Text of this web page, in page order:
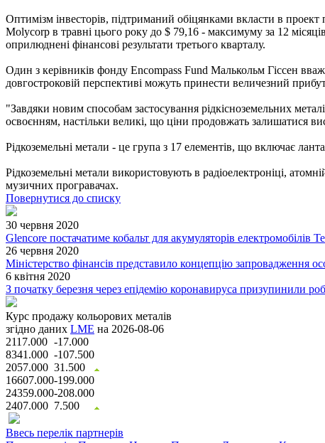
Оптимізм інвесторів, підтриманий обіцянками вкласти в проект
Molycorp в травні цього року до $ 79,16 - максимуму за 12
оприлюднені фінансові результати третього кварталу.
Один з керівників фонду Encompass Fund Малькольм Гіссен
довгостроковій перспективі можуть принести величезний
"Завдяки новим способам застосування рідкісноземельних
освоєнням, настільки великі, що ціни продовжать залишатися
Рідкоземельні метали - це група з 17 елементів, що включає
Рідкоземельні метали використовують в радіоелектроніці,
музичних програвачах.
Повернутися до списку
30 червня 2020
Glencore постачатиме кобальт для акумуляторів електромобілів
26 червня 2020
Міністерство фінансів представило концепцію запровадження
6 квітня 2020
З початку березня через епідемію коронавируса призупинили
Курс продажу кольорових металів
згідно даних LME на 2026-08-06
2117.000 -17.000
8341.000 -107.500
2057.000 31.500
16607.000-199.000
24359.000-208.000
2407.000 7.500
Ввесь перелік партнерів